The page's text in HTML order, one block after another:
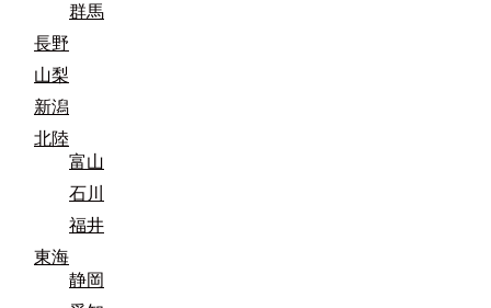
群馬
長野
山梨
新潟
北陸
富山
石川
福井
東海
静岡